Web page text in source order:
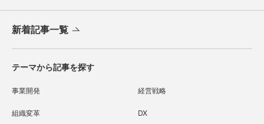
新着記事一覧
テーマから記事を探す
事業開発 経営戦略
組織変革 DX